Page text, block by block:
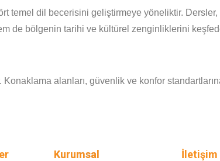
temel dil becerisini geliştirmeye yöneliktir. Dersler,
de bölgenin tarihi ve kültürel zenginliklerini
alanları, güvenlik ve konfor
Kurumsal İletişim